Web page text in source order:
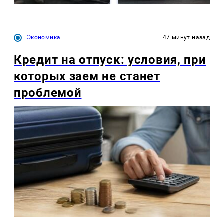
Экономика 47 минут назад
Кредит на отпуск: условия, при
которых заем не станет
проблемой